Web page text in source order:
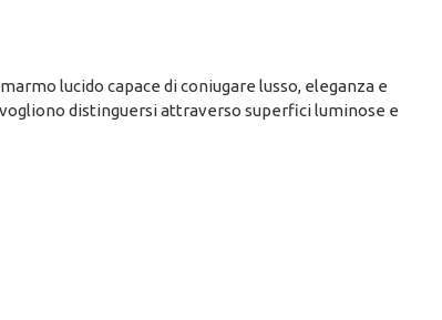
lucido capace di coniugare lusso, eleganza e
distinguersi attraverso superfici luminose e